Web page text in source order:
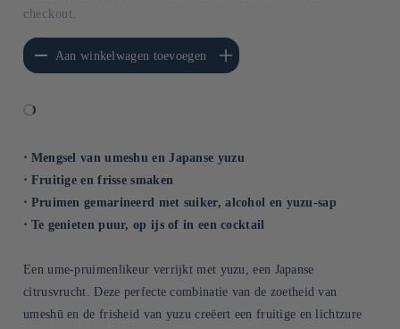
checkout.
voor Default
Title
Aan winkelwagen toevoegen
Aantal verhogen voor Default
Title
⋅ Mengsel van umeshu en Japanse yuzu
⋅ Fruitige en frisse smaken
⋅ Pruimen gemarineerd met suiker, alcohol en yuzu-sap
⋅ Te genieten puur, op ijs of in een cocktail
Een ume-pruimenlikeur verrijkt met yuzu, een Japanse
citrusvrucht. Deze perfecte combinatie van de zoetheid van
umeshū en de frisheid van yuzu creëert een fruitige en lichtzure